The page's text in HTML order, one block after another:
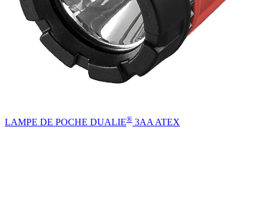
LAMPE DE POCHE DUALIE® 3AA ATEX